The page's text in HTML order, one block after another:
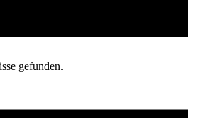
gefunden.